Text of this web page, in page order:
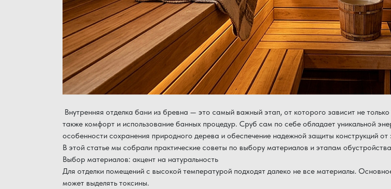
Внутренняя отделка бани из бревна — это самый важный этап, от которого зависит не
также комфорт и использование банных процедур. Сруб сам по себе обладает уникальной
особенности сохранения природного дерева и обеспечение надежной защиты конструкций
В этой статье мы собрали практические советы по выбору материалов и этапам
Выбор материалов: акцент на натуральность
Для отделки помещений с высокой температурой подходят далеко не все материалы.
может выделять токсины.